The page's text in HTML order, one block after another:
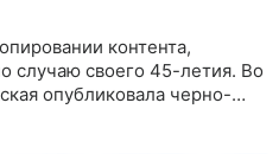
контента,
случаю своего 45-летия. Во
опубликовала черно-